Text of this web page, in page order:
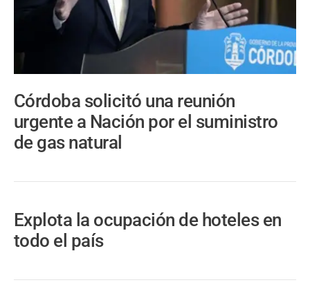
Córdoba solicitó una reunión
urgente a Nación por el suministro
de gas natural
Explota la ocupación de hoteles en
todo el país